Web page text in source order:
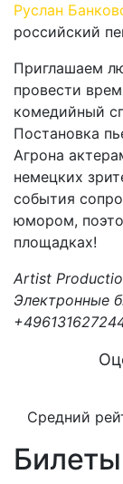
Руслан
российский
Приглашаем
провести
комедийный
Постановка
Агрона
немецких
события
юмором,
площадках!
Artist
Электронные
Средний
Билеты